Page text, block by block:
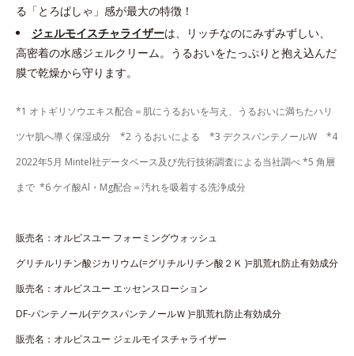
る「とろぱしゃ」感が最大の特徴！
ジェルモイスチャライザーは、リッチなのにみずみずしい、
高密着の水感ジェルクリーム。うるおいをたっぷりと抱え込んだ
膜で乾燥から守ります。
*1 オトギリソウエキス配合＝肌にうるおいを与え、うるおいに満ちたハリ
ツヤ肌へ導く保湿成分 *2 うるおいによる *3 デクスパンテノールW *4
2022年5月 Mintel社データベース及び先行技術調査による当社調べ *5 角層
まで *6 ケイ酸Al・Mg配合＝汚れを吸着する洗浄成分
販売名：オルビスユー フォーミングウォッシュ
グリチルリチン酸ジカリウム(=グリチルリチン酸２Ｋ )=肌荒れ防止有効成分
販売名：オルビスユー エッセンスローション
DF-パンテノール(デクスパンテノールＷ )=肌荒れ防止有効成分
販売名：オルビスユー ジェルモイスチャライザー